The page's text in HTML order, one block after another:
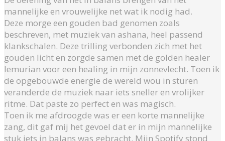
mannelijke en vrouwelijke net wat ik nodig had.
Deze morge een gouden bad genomen zoals
beschreven, met muziek van ashana, heel passend
klankschalen. Deze trilling verbonden zich met het
gouden licht en zorgde samen met de golden healer
lemurian voor een healing in mijn zonnevlecht. Toen ik
de opgebouwde energie de wereld wou in sturen
veranderde de muziek naar iets sneller en vrolijker
ritme. Dat paste zo perfect en was magisch.
Toen ik me afdroogde was er een korte mannelijke
zang, dit gaf mij het gevoel dat er in mijn mannelijke
stuk iets in balans was gebracht. Mijn Spotify stond